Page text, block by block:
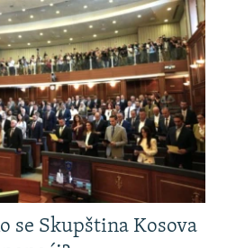
se Skupština Kosova